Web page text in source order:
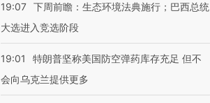
19:07 下周前瞻：生态环境法典施行；巴西总统
大选进入竞选阶段
19:01
特朗普坚称美国防空弹药库存充足 但不
会向乌克兰提供更多